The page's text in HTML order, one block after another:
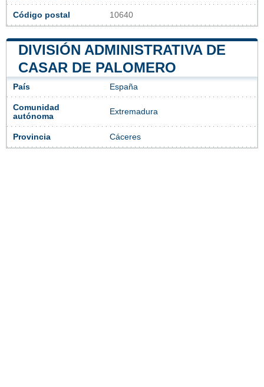
Código postal 10640
DIVISIÓN ADMINISTRATIVA DE
CASAR DE PALOMERO
País España
Comunidad
autónoma
Extremadura
Provincia Cáceres